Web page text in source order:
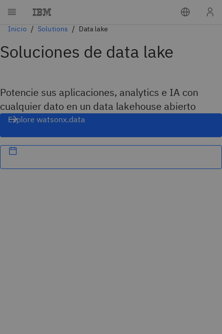
Inicio Solutions Data lake
Soluciones de data lake
Potencie sus aplicaciones, analytics e IA con
cualquier dato en un data lakehouse abierto
Explore watsonx.data